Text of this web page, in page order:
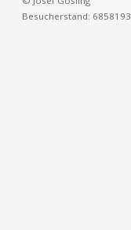
Besucherstand: 6858193